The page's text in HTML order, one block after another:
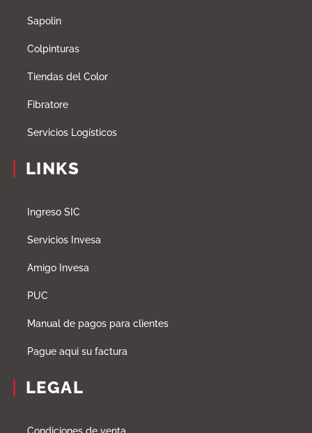
Sapolin
Colpinturas
Tiendas del Color
Fibratore
Servicios Logísticos
LINKS
Ingreso SIC
Servicios Invesa
Amigo Invesa
PUC
Manual de pagos para clientes
Pague aqui su factura
LEGAL